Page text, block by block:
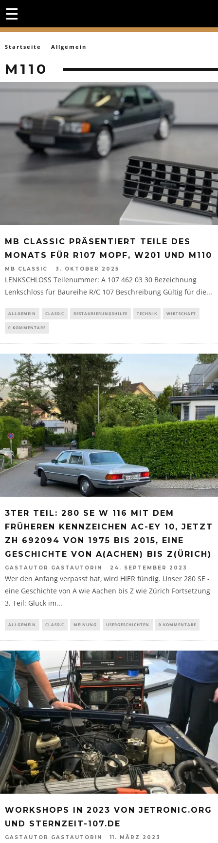
☰
Startseite Allgemein
M110
MB CLASSIC PRÄSENTIERT TEILE DES
MONATS FÜR R107 MOPF, W201 UND M110
MB CLASSIC 3. OKTOBER 2025
LENKSCHLOSS Teilenummer: A 107 462 03 30 Bezeichnung
Lenkschloss für Baureihe R/C 107 Beschreibung Gültig für die...
ALLGEMEIN CLASSIC RESTAURIERUNGSHILFE TECHNIK WIRTSCHAFT
0 KOMMENTARE
3TER TEIL: 280 SE W 116 MIT DEM
FRÜHEREN KENNZEICHEN AC-EY 10, JETZT
ZH 692094 VON 1975 BIS 2015, EINE
GESCHICHTE VON A(ACHEN) BIS Z(ÜRICH)
GASTAUTOR GASTAUTORIN 24. SEPTEMBER 2023
Wer den Anfang verpasst hat, wird HIER fündig. Unser 280 SE -
eine Geschichte von A wie Aachen bis Z wie Zürich Fortsetzung
3. Teil: Glück im...
ALLGEMEIN CLASSIC MEINUNG USERGESCHICHTEN 0 KOMMENTARE
WORKSHOPS IN 2023 VON JETRONIC.ORG
UND STERNZEIT-107.DE
GASTAUTOR GASTAUTORIN 11. MÄRZ 2023